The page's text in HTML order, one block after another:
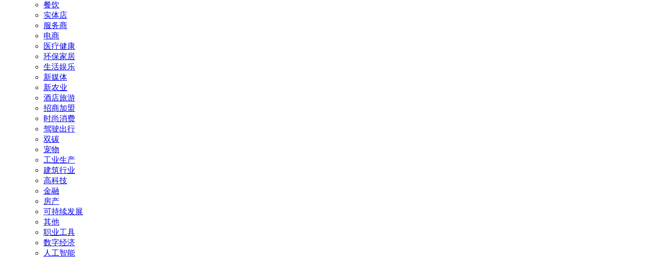
餐饮
实体店
服务商
电商
医疗健康
环保家居
生活娱乐
新媒体
新农业
酒店旅游
招商加盟
时尚消费
驾驶出行
双碳
宠物
工业生产
建筑行业
高科技
金融
房产
可持续发展
其他
职业工具
数字经济
人工智能